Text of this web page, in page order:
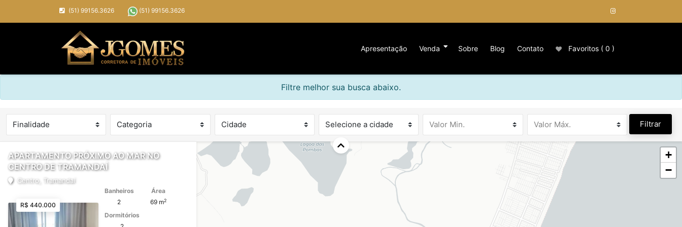
(51) 99156.3626 (51) 99156.3626
Apresentação Venda Sobre Blog Contato Favoritos ( 0 )
Filtre melhor sua busca abaixo.
Filtrar
R$ 440.000
APARTAMENTO PRÓXIMO AO MAR NO
CENTRO DE TRAMANDAÍ
Centro, Tramandaí
Banheiros
2
Dormitórios
Área
69 m2
+
−